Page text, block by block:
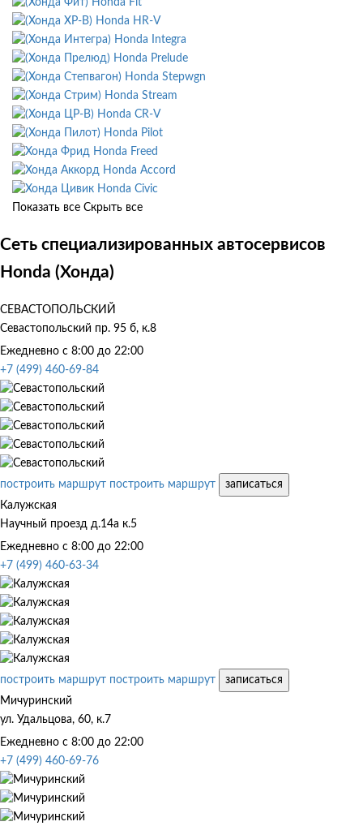
Honda Fit
Honda HR-V
Honda Integra
Honda Prelude
Honda Stepwgn
Honda Stream
Honda CR-V
Honda Pilot
Honda Freed
Honda Accord
Honda Civic
Показать все Скрыть все
Сеть специализированных автосервисов
Honda (Хонда)
СЕВАСТОПОЛЬСКИЙ
Севастопольский пр. 95 б, к.8
Ежедневно с 8:00 до 22:00
+7 (499) 460-69-84
построить маршрут построить маршрут
записаться
Калужская
Научный проезд д.14а к.5
Ежедневно с 8:00 до 22:00
+7 (499) 460-63-34
построить маршрут построить маршрут
записаться
Мичуринский
ул. Удальцова, 60, к.7
Ежедневно с 8:00 до 22:00
+7 (499) 460-69-76